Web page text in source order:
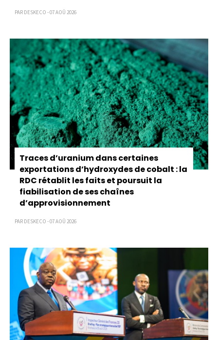
PAR DESKECO - 07 AOÛ 2026
Traces d’uranium dans certaines
exportations d’hydroxydes de cobalt : la
RDC rétablit les faits et poursuit la
fiabilisation de ses chaînes
d’approvisionnement
PAR DESKECO - 07 AOÛ 2026